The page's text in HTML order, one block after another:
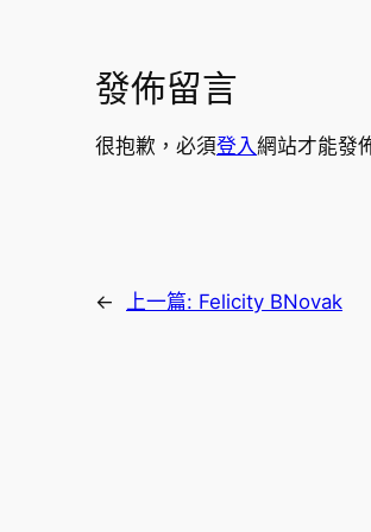
發佈留言
很抱歉，必須登入網站才能發
← 上一篇: Felicity BNovak